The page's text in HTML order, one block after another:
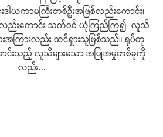
ဒါယကာမကြီးတစ်ဦးအဖြစ်လည်းကောင်း၊
လည်းကောင်း သက်ဝင် ယုံကြည်ကြ၍ လူသိ
ားအကြားလည်း ထင်ရှားသူဖြစ်သည်။ ရုပ်တု
ာင်းသည့် လူသိများသော အပြုအမှုတစ်ခုကို
လည်း...